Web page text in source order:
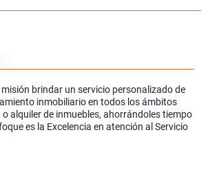
brindar un servicio personalizado de
inmobiliario en todos los ámbitos
alquiler de inmuebles, ahorrándoles tiempo
es la Excelencia en atención al Servicio